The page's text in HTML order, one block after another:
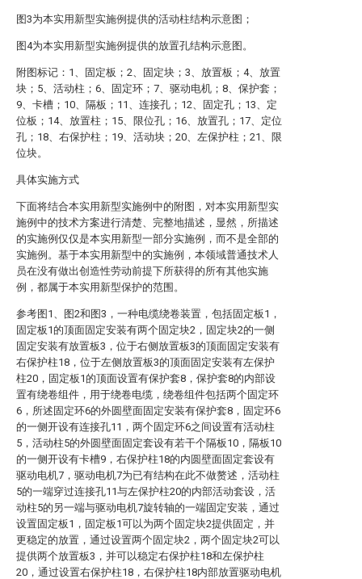
图3为本实用新型实施例提供的活动柱结构示意图；
图4为本实用新型实施例提供的放置孔结构示意图。
附图标记：1、固定板；2、固定块；3、放置板；4、放置
块；5、活动柱；6、固定环；7、驱动电机；8、保护套；
9、卡槽；10、隔板；11、连接孔；12、固定孔；13、定
位板；14、放置柱；15、限位孔；16、放置孔；17、定位
孔；18、右保护柱；19、活动块；20、左保护柱；21、限
位块。
具体实施方式
下面将结合本实用新型实施例中的附图，对本实用新型实
施例中的技术方案进行清楚、完整地描述，显然，所描述
的实施例仅仅是本实用新型一部分实施例，而不是全部的
实施例。基于本实用新型中的实施例，本领域普通技术人
员在没有做出创造性劳动前提下所获得的所有其他实施
例，都属于本实用新型保护的范围。
参考图1、图2和图3，一种电缆绕卷装置，包括固定板1，
固定板1的顶面固定安装有两个固定块2，固定块2的一侧
固定安装有放置板3，位于右侧放置板3的顶面固定安装有
右保护柱18，位于左侧放置板3的顶面固定安装有左保护
柱20，固定板1的顶面设置有保护套8，保护套8的内部设
置有绕卷组件，用于绕卷电缆，绕卷组件包括两个固定环
6，所述固定环6的外圆壁面固定安装有保护套8，固定环6
的一侧开设有连接孔11，两个固定环6之间设置有活动柱
5，活动柱5的外圆壁面固定套设有若干个隔板10，隔板10
的一侧开设有卡槽9，右保护柱18的内圆壁面固定套设有
驱动电机7，驱动电机7为已有结构在此不做赘述，活动柱
5的一端穿过连接孔11与左保护柱20的内部活动套设，活
动柱5的另一端与驱动电机7旋转轴的一端固定安装，通过
设置固定板1，固定板1可以为两个固定块2提供固定，并
更稳定的放置，通过设置两个固定块2，两个固定块2可以
提供两个放置板3，并可以稳定右保护柱18和左保护柱
20，通过设置右保护柱18，右保护柱18内部放置驱动电机